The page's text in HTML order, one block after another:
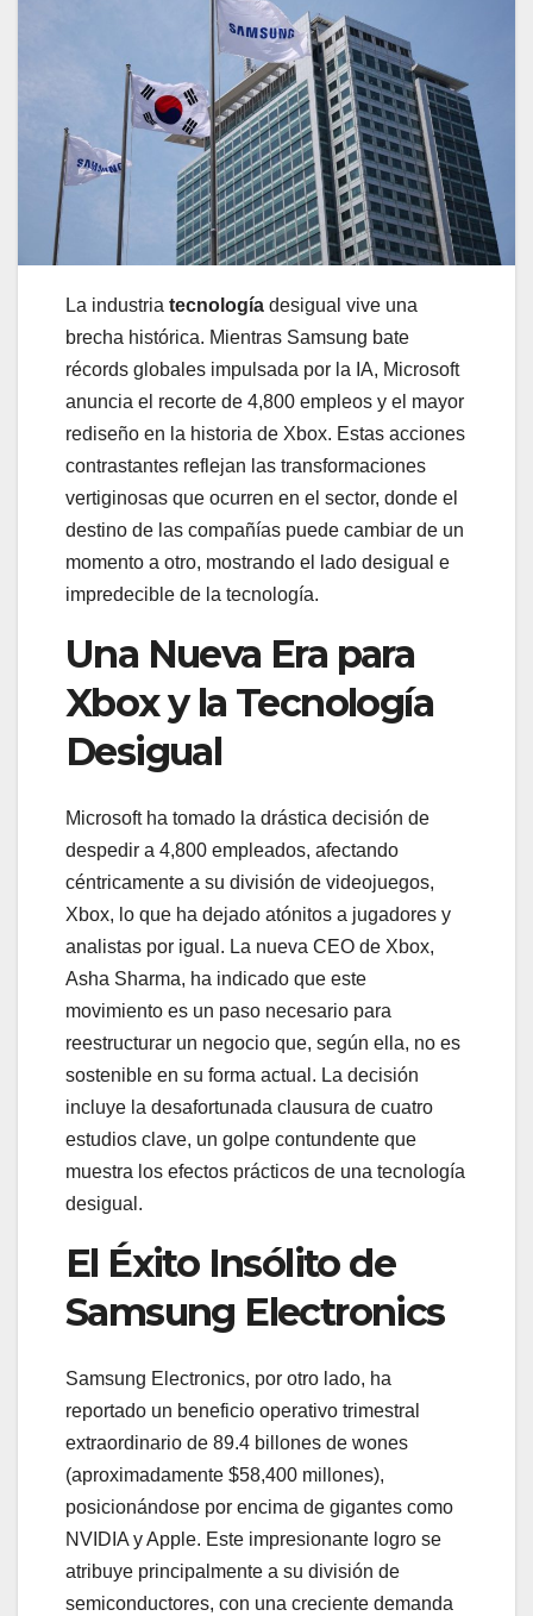
La industria tecnología desigual vive una
brecha histórica. Mientras Samsung bate
récords globales impulsada por la IA, Microsoft
anuncia el recorte de 4,800 empleos y el mayor
rediseño en la historia de Xbox. Estas acciones
contrastantes reflejan las transformaciones
vertiginosas que ocurren en el sector, donde el
destino de las compañías puede cambiar de un
momento a otro, mostrando el lado desigual e
impredecible de la tecnología.
Una Nueva Era para
Xbox y la Tecnología
Desigual
Microsoft ha tomado la drástica decisión de
despedir a 4,800 empleados, afectando
céntricamente a su división de videojuegos,
Xbox, lo que ha dejado atónitos a jugadores y
analistas por igual. La nueva CEO de Xbox,
Asha Sharma, ha indicado que este
movimiento es un paso necesario para
reestructurar un negocio que, según ella, no es
sostenible en su forma actual. La decisión
incluye la desafortunada clausura de cuatro
estudios clave, un golpe contundente que
muestra los efectos prácticos de una tecnología
desigual.
El Éxito Insólito de
Samsung Electronics
Samsung Electronics, por otro lado, ha
reportado un beneficio operativo trimestral
extraordinario de 89.4 billones de wones
(aproximadamente $58,400 millones),
posicionándose por encima de gigantes como
NVIDIA y Apple. Este impresionante logro se
atribuye principalmente a su división de
semiconductores, con una creciente demanda